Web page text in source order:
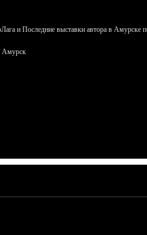
и Последние выставки автора в Амурске
Амурск